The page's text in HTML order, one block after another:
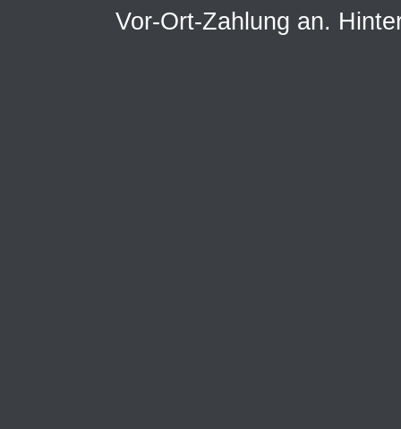
Vor-Ort-Zahlung an.